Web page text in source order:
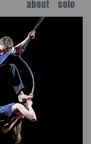
solo
about